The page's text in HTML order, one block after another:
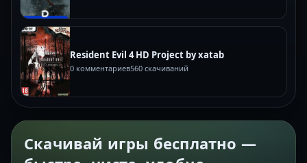
Resident Evil 4 HD Project by xatab
0 комментариев560 скачиваний
Скачивай игры бесплатно —